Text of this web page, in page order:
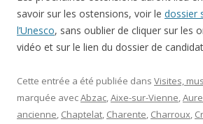
savoir sur les ostensions, voir le dossier
l’Unesco, sans oublier de cliquer sur les
vidéo et sur le lien du dossier de
Cette entrée a été publiée dans Visites,
marquée avecAbzac,Aixe-sur-Vienne,
ancienne, Chaptelat, Charente, Charroux,